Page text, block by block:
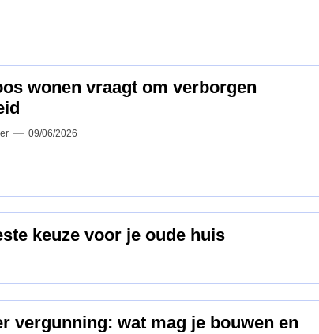
wonen vraagt om verborgen
09/06/2026
keuze voor je oude huis
vergunning: wat mag je bouwen en